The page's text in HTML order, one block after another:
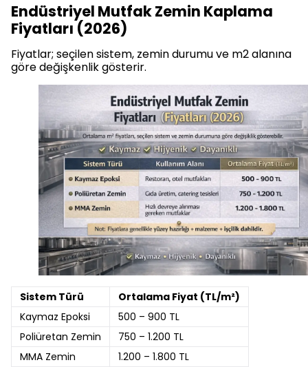
Endüstriyel Mutfak Zemin Kaplama
Fiyatları (2026)
Fiyatlar; seçilen sistem, zemin durumu ve m2 alanına
göre değişkenlik gösterir.
Sistem Türü
Ortalama Fiyat (TL/m²)
Kaymaz Epoksi
500 – 900 TL
Poliüretan Zemin
750 – 1.200 TL
MMA Zemin
1.200 – 1.800 TL